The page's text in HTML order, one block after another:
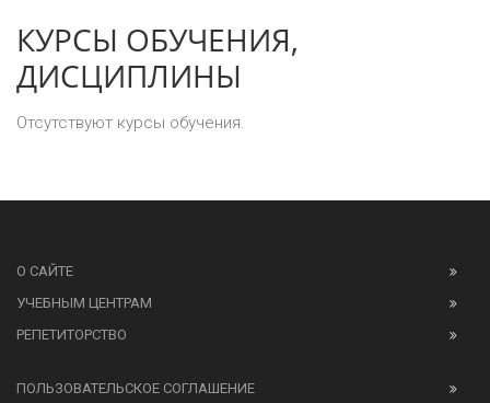
КУРСЫ ОБУЧЕНИЯ,
ДИСЦИПЛИНЫ
Отсутствуют курсы обучения.
О САЙТЕ
УЧЕБНЫМ ЦЕНТРАМ
РЕПЕТИТОРСТВО
ПОЛЬЗОВАТЕЛЬСКОЕ СОГЛАШЕНИЕ